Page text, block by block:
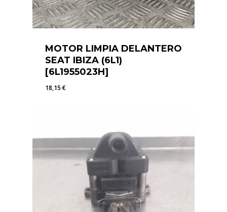
MOTOR LIMPIA DELANTERO
SEAT IBIZA (6L1)
[6L1955023H]
18,15€